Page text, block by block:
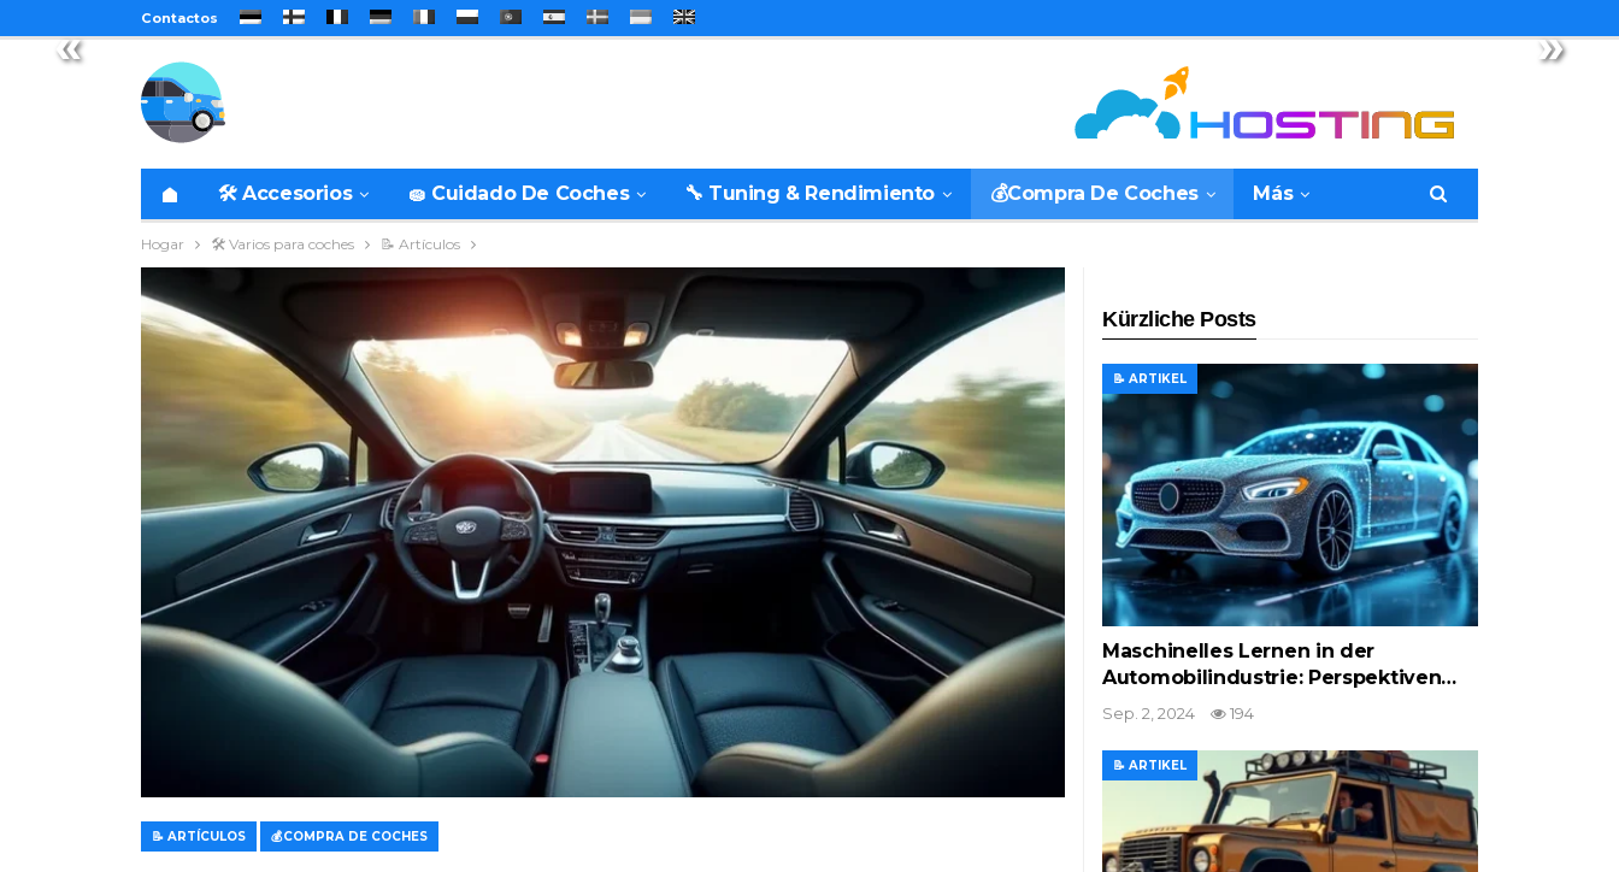
« »
Contactos
🛠️ Accesorios 🧽 Cuidado De Coches 🔧 Tuning & Rendimiento 💰Compra De Coches Más
Hogar 🛠️ Varios para coches 📝 Artículos
📝 ARTÍCULOS 💰COMPRA DE COCHES
Kürzliche Posts
📝 ARTIKEL
Maschinelles Lernen in der
Automobilindustrie: Perspektiven…
Sep. 2, 2024 194
📝 ARTIKEL